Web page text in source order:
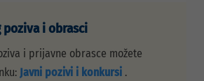
i obrasci
i prijavne obrasce možete
Javni pozivi i konkursi .